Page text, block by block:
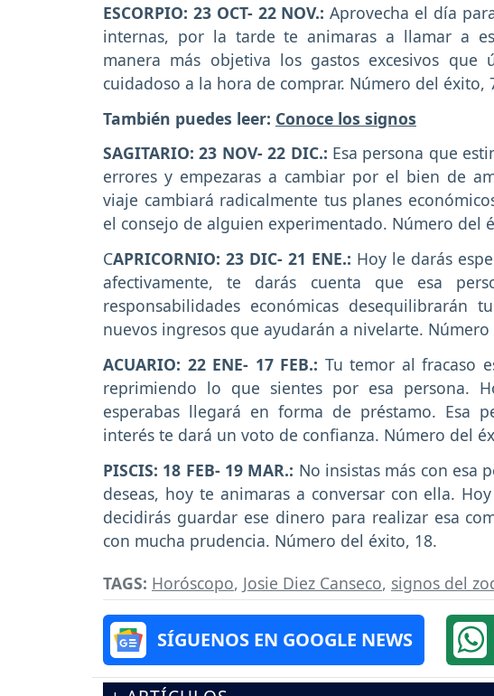
ESCORPIO: 23 OCT- 22 NOV.:Aprovecha el día
internas, por la tarde te animaras a llamar a
manera más objetiva los gastos excesivos que
cuidadoso a la hora de comprar. Número del éxito,
También puedes leer: Conoce los signos
SAGITARIO: 23 NOV- 22 DIC.: Esa persona que
errores y empezaras a cambiar por el bien de
viaje cambiará radicalmente tus planes
el consejo de alguien experimentado. Número del
CAPRICORNIO: 23 DIC- 21 ENE.: Hoy le darás
afectivamente, te darás cuenta que esa
responsabilidades económicas desequilibrarán
nuevos ingresos que ayudarán a nivelarte.
ACUARIO: 22 ENE- 17 FEB.: Tu temor al fracaso
reprimiendo lo que sientes por esa persona.
esperabas llegará en forma de préstamo. Esa
interés te dará un voto de confianza. Número del
PISCIS: 18 FEB- 19 MAR.: No insistas más con esa
deseas, hoy te animaras a conversar con ella.
decidirás guardar ese dinero para realizar esa
con mucha prudencia. Número del éxito, 18.
TAGS: Horóscopo, Josie Diez Canseco, signos del
SÍGUENOS EN GOOGLE NEWS